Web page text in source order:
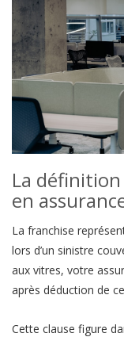
La
en
La franchise
lors d’un sinistre
aux vitres, votre
après déduction de
Cette clause figure